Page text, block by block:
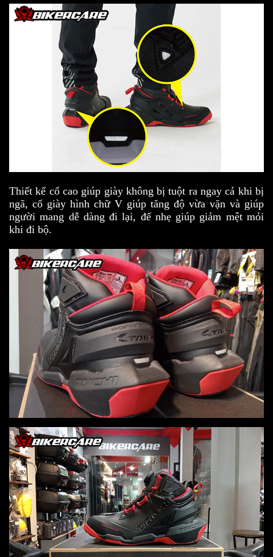
Thiết kế cổ cao giúp giày không bị tuột ra ngay cả khi bị
ngã, cổ giày hình chữ V giúp tăng độ vừa vặn và giúp
người mang dễ dàng đi lại, đế nhẹ giúp giảm mệt mỏi
khi đi bộ.